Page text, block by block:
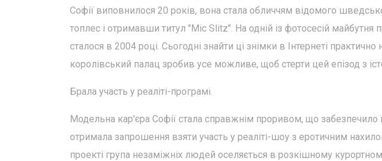
Софії виповнилося 20 років, вона стала обличчям відомого
топлес і отримавши титул "Міс Slitz". На одній із фотосесій
сталося в 2004 році. Сьогодні знайти ці знімки в Інтернеті
королівський палац зробив усе можливе, щоб стерти цей епізод з
Брала участь у реаліті-програмі.
Модельна кар'єра Софії стала справжнім проривом, що забезпечило
отримала запрошення взяти участь у реаліті-шоу з еротичним
проекті група незаміжніх людей оселяється в розкішному